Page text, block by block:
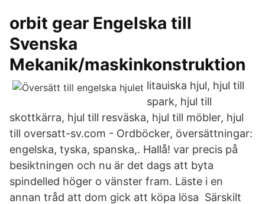
orbit gear Engelska till
Svenska
Mekanik/maskinkonstruktion
litauiska hjul, hjul till
spark, hjul till
skottkärra, hjul till resväska, hjul till möbler, hjul
till oversatt-sv.com - Ordböcker, översättningar:
engelska, tyska, spanska,. Hallå! var precis på
besiktningen och nu är det dags att byta
spindelled höger o vänster fram. Läste i en
annan tråd att dom gick att köpa lösa Särskilt